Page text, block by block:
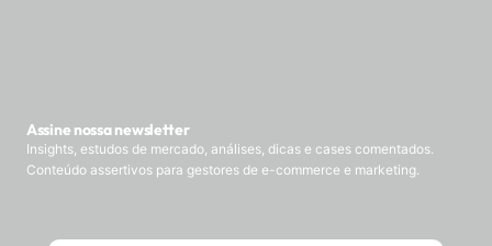
Assine nossa newsletter
Insights, estudos de mercado, análises, dicas e cases comentados.
Conteúdo assertivos para gestores de e-commerce e marketing.